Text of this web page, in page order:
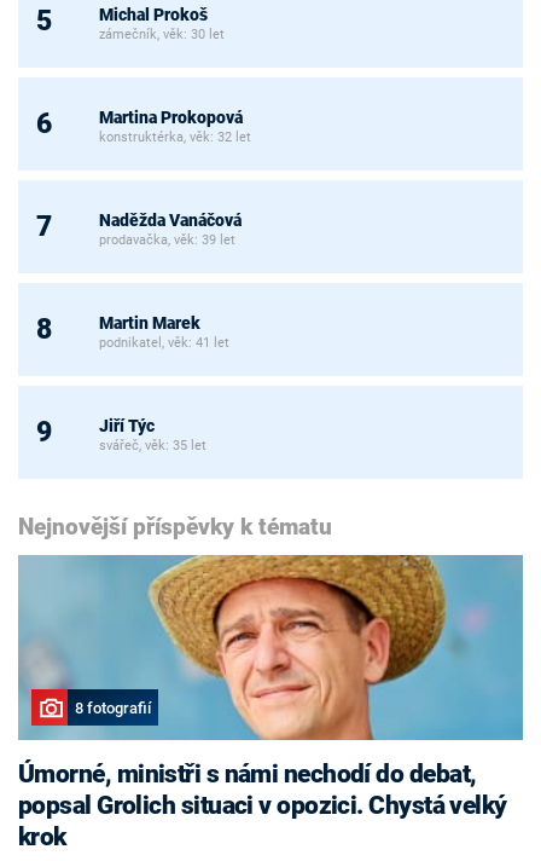
5 Michal Prokoš
zámečník, věk: 30 let
6 Martina Prokopová
konstruktérka, věk: 32 let
7 Naděžda Vanáčová
prodavačka, věk: 39 let
8 Martin Marek
podnikatel, věk: 41 let
9 Jiří Týc
svářeč, věk: 35 let
Nejnovější příspěvky k tématu
8 fotografií
Úmorné, ministři s námi nechodí do debat,
popsal Grolich situaci v opozici. Chystá velký
krok